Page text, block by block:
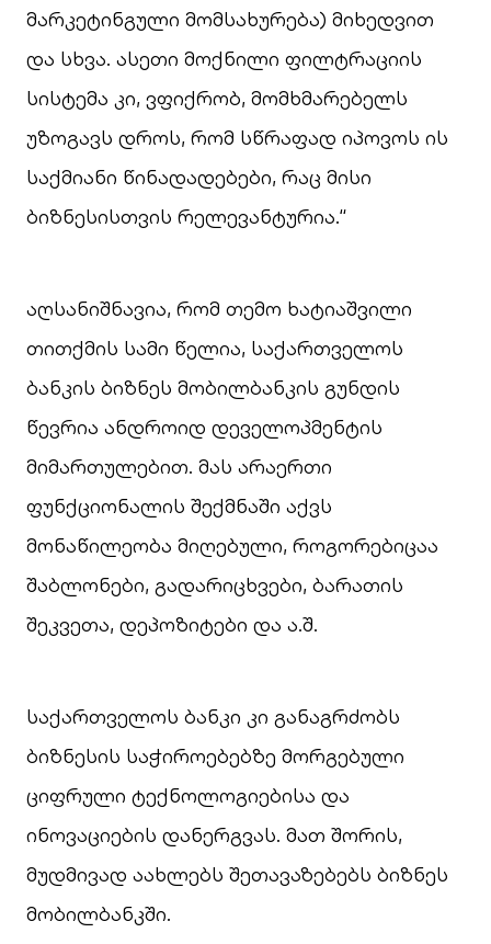
მარკეტინგული მომსახურება) მიხედვით
და სხვა. ასეთი მოქნილი ფილტრაციის
სისტემა კი, ვფიქრობ, მომხმარებელს
უზოგავს დროს, რომ სწრაფად იპოვოს ის
საქმიანი წინადადებები, რაც მისი
ბიზნესისთვის რელევანტურია.“
აღსანიშნავია, რომ თემო ხატიაშვილი
თითქმის სამი წელია, საქართველოს
ბანკის ბიზნეს მობილბანკის გუნდის
წევრია ანდროიდ დეველოპმენტის
მიმართულებით. მას არაერთი
ფუნქციონალის შექმნაში აქვს
მონაწილეობა მიღებული, როგორებიცაა
შაბლონები, გადარიცხვები, ბარათის
შეკვეთა, დეპოზიტები და ა.შ.
საქართველოს ბანკი კი განაგრძობს
ბიზნესის საჭიროებებზე მორგებული
ციფრული ტექნოლოგიებისა და
ინოვაციების დანერგვას. მათ შორის,
მუდმივად აახლებს შეთავაზებებს ბიზნეს
მობილბანკში.